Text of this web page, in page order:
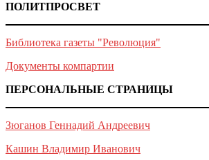
ПОЛИТПРОСВЕТ
Библиотека газеты "Революция"
Документы компартии
ПЕРСОНАЛЬНЫЕ СТРАНИЦЫ
Зюганов Геннадий Андреевич
Кашин Владимир Иванович